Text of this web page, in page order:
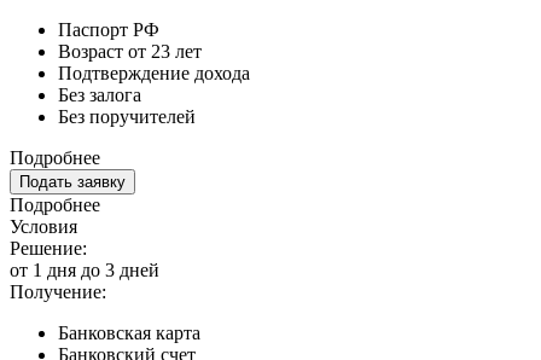
Паспорт РФ
Возраст от 23 лет
Подтверждение дохода
Без залога
Без поручителей
Подробнее
Подать заявку
Подробнее
Условия
Решение:
от 1 дня до 3 дней
Получение:
Банковская карта
Банковский счет